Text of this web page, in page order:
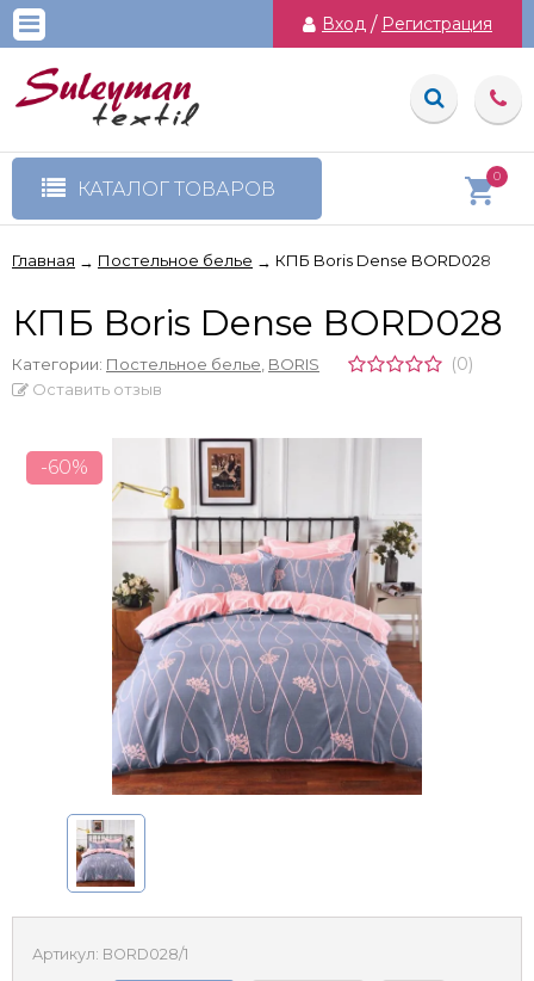
Вход / Регистрация
КАТАЛОГ ТОВАРОВ
0
Главная → Постельное белье → КПБ Boris Dense BORD028
КПБ Boris Dense BORD028
Категории: Постельное белье BORIS (0)
Оставить отзыв
-60%
Артикул: BORD028/1